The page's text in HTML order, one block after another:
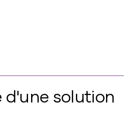
solution